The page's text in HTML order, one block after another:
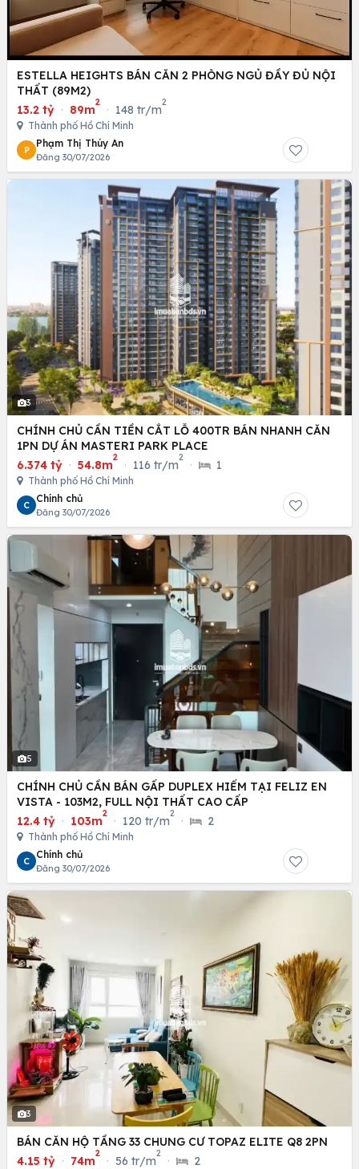
ESTELLA HEIGHTS BÁN CĂN 2 PHÒNG NGỦ ĐẦY ĐỦ NỘI
THẤT (89M2)
13.2 tỷ · 89m
2
· 148 tr/m
2
Thành phố Hồ Chí Minh
P
Phạm Thị Thúy An
Đăng 30/07/2026
3
CHÍNH CHỦ CẦN TIỀN CẮT LỖ 400TR BÁN NHANH CĂN
1PN DỰ ÁN MASTERI PARK PLACE
6.374 tỷ · 54.8m
2
· 116 tr/m
2
· 1
Thành phố Hồ Chí Minh
C
Chính chủ
Đăng 30/07/2026
5
CHÍNH CHỦ CẦN BÁN GẤP DUPLEX HIẾM TẠI FELIZ EN
VISTA - 103M2, FULL NỘI THẤT CAO CẤP
12.4 tỷ · 103m
2
· 120 tr/m
2
· 2
Thành phố Hồ Chí Minh
C
Chính chủ
Đăng 30/07/2026
3
BÁN CĂN HỘ TẦNG 33 CHUNG CƯ TOPAZ ELITE Q8 2PN
4.15 tỷ · 74m
2
· 56 tr/m
2
· 2